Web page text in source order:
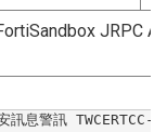
JRPC
訊息警訊